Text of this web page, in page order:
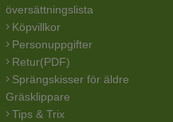
översättningslista
Köpvillkor
Personuppgifter
Retur(PDF)
Sprängskisser för äldre
Gräsklippare
Tips & Trix